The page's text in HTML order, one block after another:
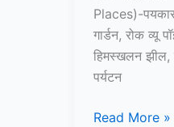
Places)-
गार्डन, रोक व्यू
हिमस्खलन झील,
पर्यटन
10+
Read More »